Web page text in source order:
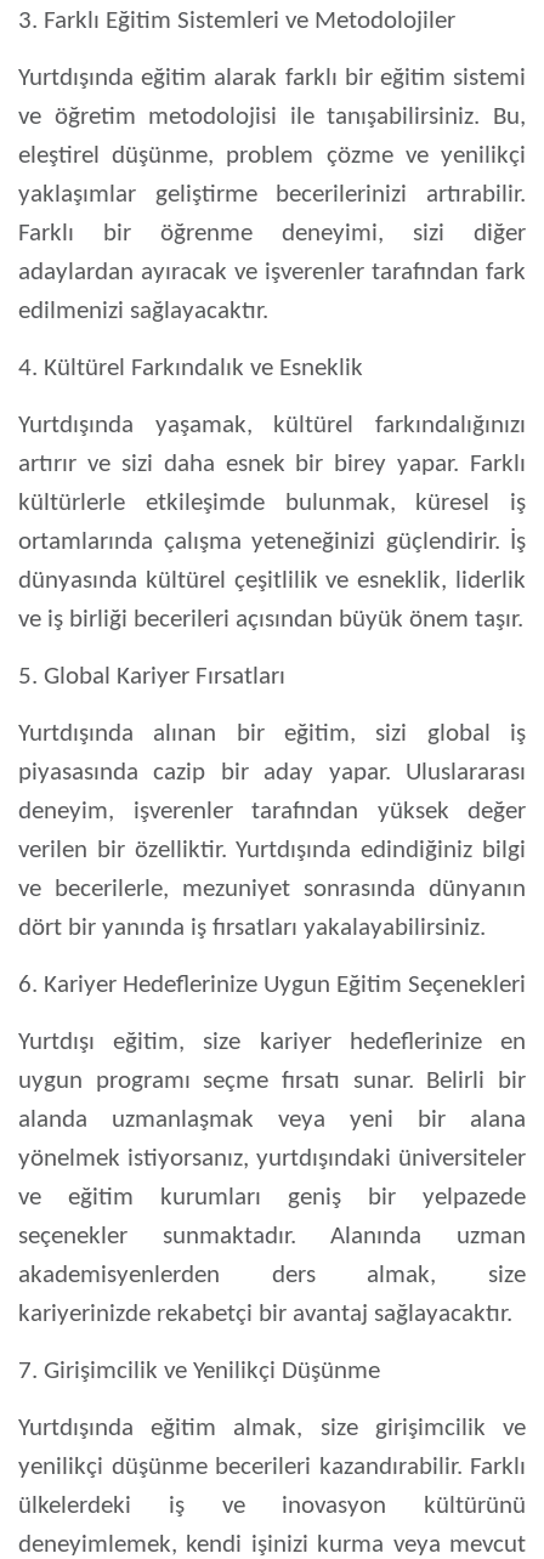
3. Farklı Eğitim Sistemleri ve Metodolojiler
Yurtdışında eğitim alarak farklı bir eğitim sistemi
ve öğretim metodolojisi ile tanışabilirsiniz. Bu,
eleştirel düşünme, problem çözme ve yenilikçi
yaklaşımlar geliştirme becerilerinizi artırabilir.
Farklı bir öğrenme deneyimi, sizi diğer
adaylardan ayıracak ve işverenler tarafından fark
edilmenizi sağlayacaktır.
4. Kültürel Farkındalık ve Esneklik
Yurtdışında yaşamak, kültürel farkındalığınızı
artırır ve sizi daha esnek bir birey yapar. Farklı
kültürlerle etkileşimde bulunmak, küresel iş
ortamlarında çalışma yeteneğinizi güçlendirir. İş
dünyasında kültürel çeşitlilik ve esneklik, liderlik
ve iş birliği becerileri açısından büyük önem taşır.
5. Global Kariyer Fırsatları
Yurtdışında alınan bir eğitim, sizi global iş
piyasasında cazip bir aday yapar. Uluslararası
deneyim, işverenler tarafından yüksek değer
verilen bir özelliktir. Yurtdışında edindiğiniz bilgi
ve becerilerle, mezuniyet sonrasında dünyanın
dört bir yanında iş fırsatları yakalayabilirsiniz.
6. Kariyer Hedeflerinize Uygun Eğitim Seçenekleri
Yurtdışı eğitim, size kariyer hedeflerinize en
uygun programı seçme fırsatı sunar. Belirli bir
alanda uzmanlaşmak veya yeni bir alana
yönelmek istiyorsanız, yurtdışındaki üniversiteler
ve eğitim kurumları geniş bir yelpazede
seçenekler sunmaktadır. Alanında uzman
akademisyenlerden ders almak, size
kariyerinizde rekabetçi bir avantaj sağlayacaktır.
7. Girişimcilik ve Yenilikçi Düşünme
Yurtdışında eğitim almak, size girişimcilik ve
yenilikçi düşünme becerileri kazandırabilir. Farklı
ülkelerdeki iş ve inovasyon kültürünü
deneyimlemek, kendi işinizi kurma veya mevcut